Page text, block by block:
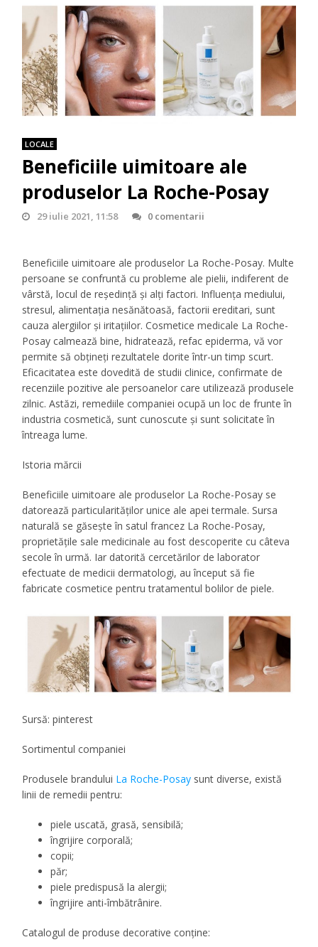
LOCALE
Beneficiile uimitoare ale
produselor La Roche-Posay
29 iulie 2021, 11:58 0 comentarii
Beneficiile uimitoare ale produselor La Roche-Posay. Multe
persoane se confruntă cu probleme ale pielii, indiferent de
vârstă, locul de reședință și alți factori. Influența mediului,
stresul, alimentația nesănătoasă, factorii ereditari, sunt
cauza alergiilor și iritațiilor. Cosmetice medicale La Roche-
Posay calmează bine, hidratează, refac epiderma, vă vor
permite să obțineți rezultatele dorite într-un timp scurt.
Eficacitatea este dovedită de studii clinice, confirmate de
recenziile pozitive ale persoanelor care utilizează produsele
zilnic. Astăzi, remediile companiei ocupă un loc de frunte în
industria cosmetică, sunt cunoscute și sunt solicitate în
întreaga lume.
Istoria mărcii
Beneficiile uimitoare ale produselor La Roche-Posay se
datorează particularităților unice ale apei termale. Sursa
naturală se găsește în satul francez La Roche-Posay,
proprietățile sale medicinale au fost descoperite cu câteva
secole în urmă. Iar datorită cercetărilor de laborator
efectuate de medicii dermatologi, au început să fie
fabricate cosmetice pentru tratamentul bolilor de piele.
Sursă: pinterest
Sortimentul companiei
Produsele brandului La Roche-Posay sunt diverse, există
linii de remedii pentru:
piele uscată, grasă, sensibilă;
îngrijire corporală;
copii;
păr;
piele predispusă la alergii;
îngrijire anti-îmbătrânire.
Catalogul de produse decorative conține: